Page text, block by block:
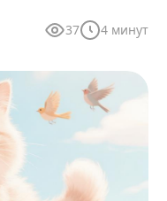
37 4 минут